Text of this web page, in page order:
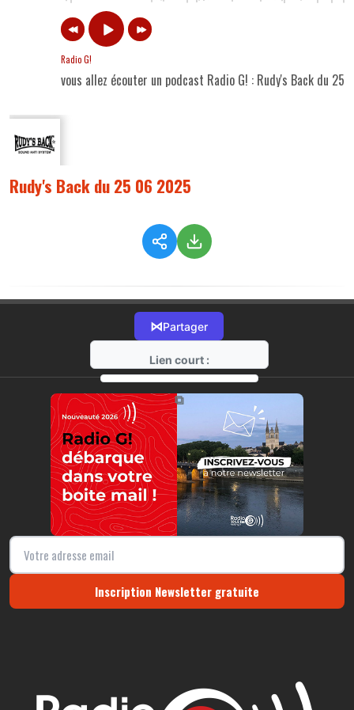
Radio G!
vous allez écouter un podcast Radio G! : Rudy's Back du 25
Rudy's Back du 25 06 2025
⋈Partager
Lien court :
https://radio-g.fr?18035
⧉
Inscription Newsletter gratuite